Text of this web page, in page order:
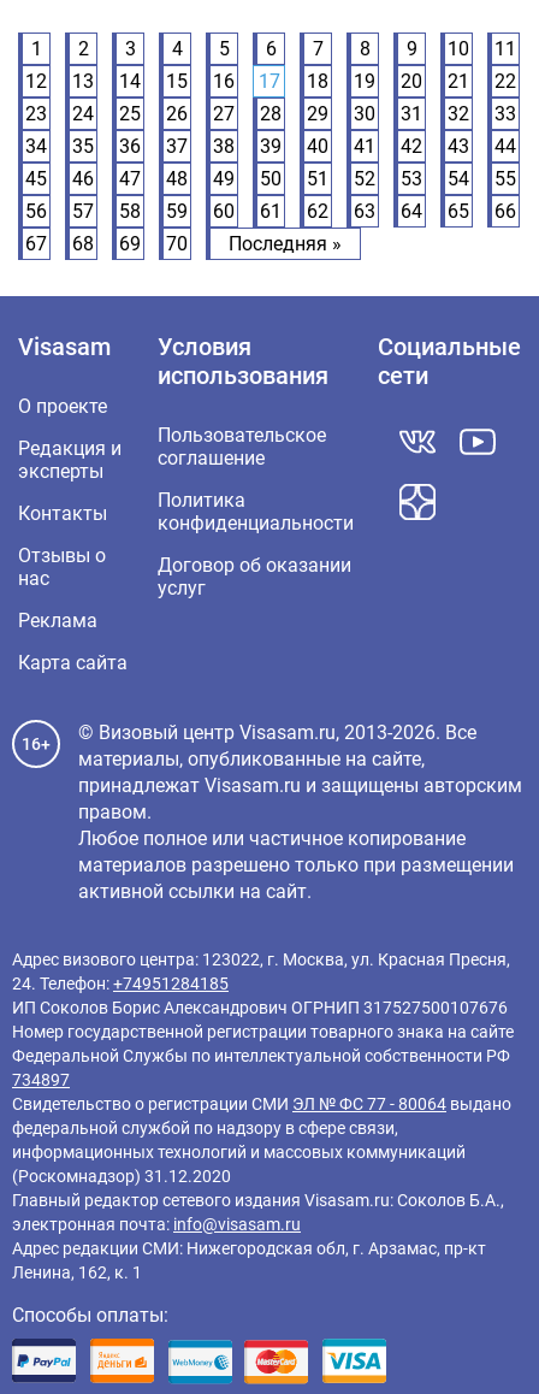
1 2 3 4 5 6 7 8 9 10
11
12
13 14 15 16 17 18 19 20 21
22
23
24 25 26 27 28 29 30 31 32
33
34
35 36 37 38 39 40 41 42 43
44
45
46 47 48 49 50 51 52 53 54
55
56
57 58 59 60 61 62 63 64 65
66
67
68 69 70 Последняя »
Visasam
О проекте
Редакция и
эксперты
Контакты
Отзывы о
нас
Реклама
Карта сайта
Условия
использования
Пользовательское
соглашение
Политика
конфиденциальности
Договор об оказании
услуг
Социальные
сети
16+
© Визовый центр Visasam.ru, 2013-2026. Все
материалы, опубликованные на сайте,
принадлежат Visasam.ru и защищены авторским
правом.
Любое полное или частичное копирование
материалов разрешено только при размещении
активной ссылки на сайт.
Адрес визового центра: 123022, г. Москва, ул. Красная Пресня,
24. Телефон:+74951284185
ИП Соколов Борис Александрович ОГРНИП 317527500107676
Номер государственной регистрации товарного знака на сайте
Федеральной Службы по интеллектуальной собственности РФ
734897
Свидетельство о регистрации СМИ ЭЛ № ФС 77 - 80064 выдано
федеральной службой по надзору в сфере связи,
информационных технологий и массовых коммуникаций
(Роскомнадзор) 31.12.2020
Главный редактор cетевого издания Visasam.ru: Соколов Б.А.,
электронная почта: info@visasam.ru
Адрес редакции СМИ: Нижегородская обл, г. Арзамас, пр-кт
Ленина, 162, к. 1
Способы оплаты: